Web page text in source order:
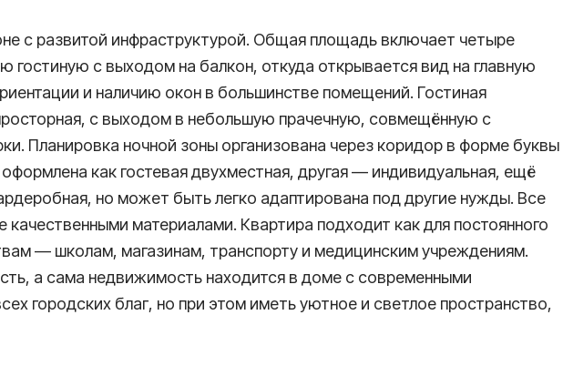
с развитой инфраструктурой. Общая площадь включает четыре
с выходом на балкон, откуда открывается вид на главную
и наличию окон в большинстве помещений. Гостиная
с выходом в небольшую прачечную, совмещённую с
Планировка ночной зоны организована через коридор в форме буквы
как гостевая двухместная, другая — индивидуальная, ещё
но может быть легко адаптирована под другие нужды. Все
материалами. Квартира подходит как для постоянного
— школам, магазинам, транспорту и медицинским учреждениям.
а сама недвижимость находится в доме с современными
городских благ, но при этом иметь уютное и светлое пространство,